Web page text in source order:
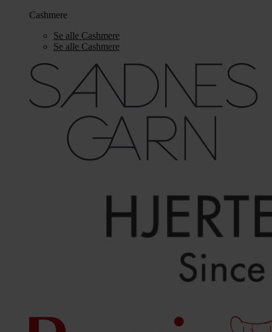
Cashmere
Se alle Cashmere
Se alle Cashmere